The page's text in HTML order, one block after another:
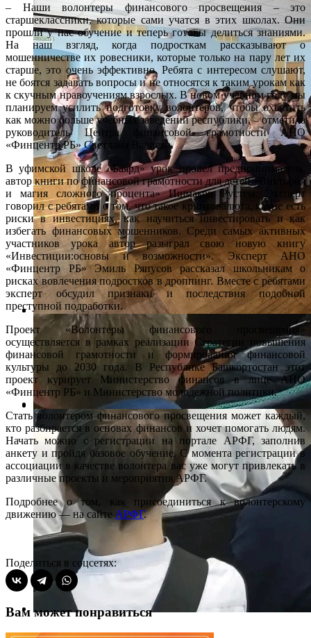
– Наши волонтеры финансового просвещения – это
старшеклассники, которые сами учатся в этих школах. Они
прошли у нас обучение и теперь готовы делиться знаниями.
На наш взгляд, когда подросткам рассказывают о
мошенничестве их ровесники, которые только на пару лет их
старше, это очень эффективно. Ребята с интересом слушают,
не боятся задавать вопросы и не относятся к таким урокам как
к скучным нравоучениям взрослых. В новом учебном году мы
планируем усилить подготовку волонтеров, чтобы охватить
как можно больше учебных заведений республики, – отметила
руководитель Центра финансовой грамотности АНО
«Финцентр РБ» Светлана Валиева.
В уфимской школе «Баярд» урок провел предприниматель,
автор книги по финансовой грамотности для детей «Виктория
и магия сложного процента» Ишмаков Рустем. Эксперт
говорил с ребятами о том, что такое криптовалюта, какие есть
риски в инвестициях, как научиться инвестировать и как
избегать финансовых мошенников. Среди самых активных
участников урока автор разыграл свою новую книгу
«Инвестиции:основы и возможности». Эксперт АНО
«Финцентр РБ» Эмиль Ряпусов рассказал школьникам о
рисках вовлечения подростков в дроппинг. Вместе с ребятами
эксперт обсудил признаки и последствия подобной
преступной подработки.
Проект «Волонтеры финансового просвещения»
осуществляется в рамках реализации Стратегии повышения
финансовой грамотности и формирования финансовой
культуры до 2030 года. В Республике Башкортостан этот
проект курирует Министерство финансов в лице АНО
«Финцентр РБ» и Министерство молодежной политики.
Стать волонтером финансового просвещения может каждый,
кто разбирается в основах финансов и хочет помогать людям.
Начать можно с регистрации на портале АРФГ, заполнив
анкету и пройдя базовое обучение. С момента регистрации в
ассоциации в качестве волонтера вас уже могут привлекать в
различные проекты и мероприятия АРФГ.
Подробнее о том, как присоединиться к волонтерскому
движению — на сайте АРФГ.
Поделиться в соцсетях:
Вам может понравиться